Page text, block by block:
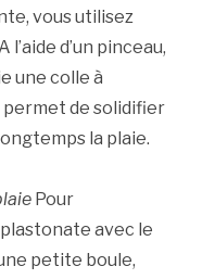
vous utilisez
d’un pinceau,
une colle à
permet de solidifier
la plaie.
Pour
avec le
petite boule,